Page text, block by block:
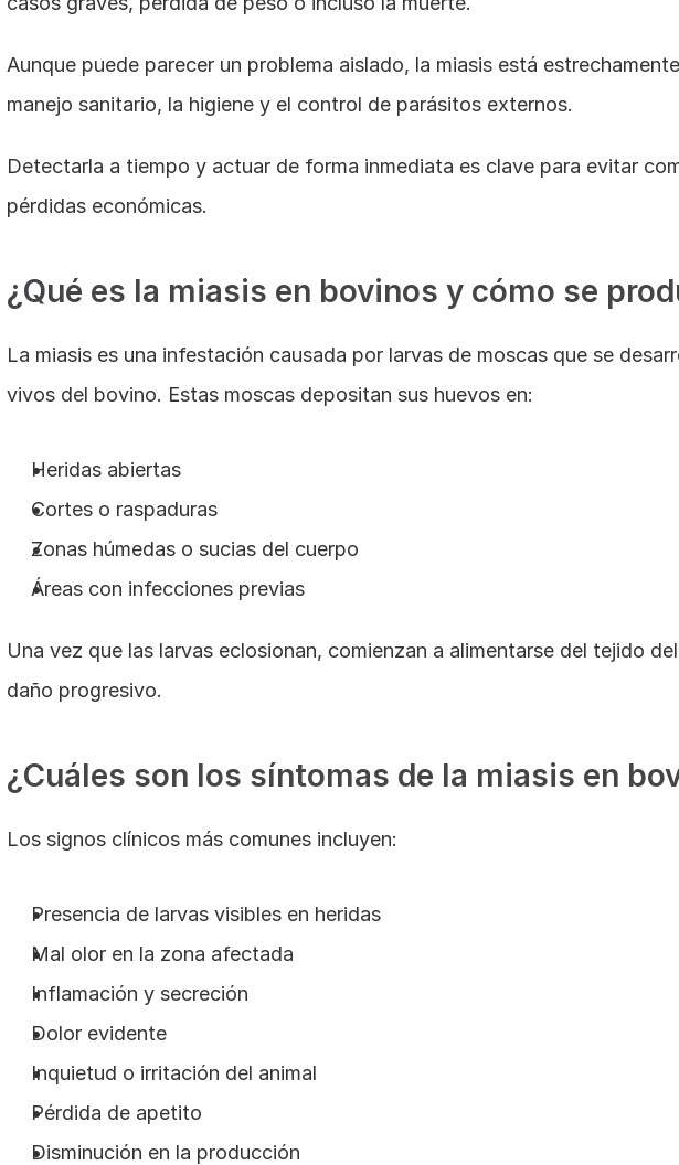
Aunque puede parecer un problema aislado, la miasis está
manejo sanitario, la higiene y el control de parásitos externos.
Detectarla a tiempo y actuar de forma inmediata es clave para evitar
pérdidas económicas.
¿Qué es la miasis en bovinos y cómo se
La miasis es una infestación causada por larvas de moscas que se
vivos del bovino. Estas moscas depositan sus huevos en:
Heridas abiertas
Cortes o raspaduras
Zonas húmedas o sucias del cuerpo
Áreas con infecciones previas
Una vez que las larvas eclosionan, comienzan a alimentarse del tejido
daño progresivo.
¿Cuáles son los síntomas de la miasis en
Los signos clínicos más comunes incluyen:
Presencia de larvas visibles en heridas
Mal olor en la zona afectada
Inflamación y secreción
Dolor evidente
Inquietud o irritación del animal
Pérdida de apetito
Disminución en la producción